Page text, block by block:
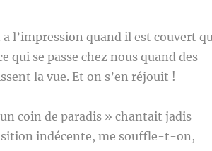
l’impression quand il est couvert
qui se passe chez nous quand des
la vue. Et on s’en réjouit !
coin de paradis » chantait jadis
indécente, me souffle-t-on,